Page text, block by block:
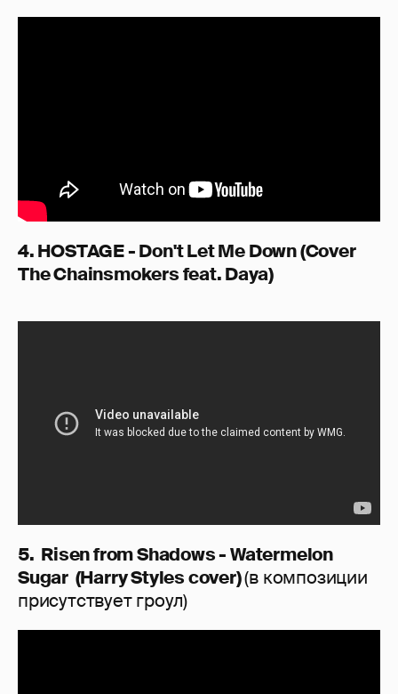
4. HOSTAGE - Don't Let Me Down (Cover
The Chainsmokers feat. Daya)
5. Risen from Shadows - Watermelon
Sugar (Harry Styles cover)(в композиции
присутствует гроул)